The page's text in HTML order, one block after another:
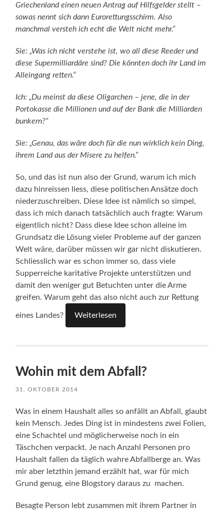
Griechenland einen neuen Antrag auf Hilfsgelder stellt –
sowas nennt sich dann Eurorettungsschirm. Also
manchmal versteh ich echt die Welt nicht mehr.“
Sie: „Was ich nicht verstehe ist, wo all diese Reeder und
diese Supermilliardäre sind? Die könnten doch ihr Land im
Alleingang retten.“
Ich: „Du meinst da diese Oligarchen – jene, die in der
Portokasse die Millionen und auf der Bank die Milliarden
bunkern?“
Sie: „Genau, das wäre doch für die nun wirklich kein Ding,
ihrem Land aus der Misere zu helfen.“
So, und das ist nun also der Grund, warum ich mich
dazu hinreissen liess, diese politischen Ansätze doch
niederzuschreiben. Diese Idee ist nämlich so simpel,
dass ich mich danach tatsächlich auch fragte: Warum
eigentlich nicht? Dass diese Idee schon alleine im
Grundsatz die Lösung vieler Probleme auf der ganzen
Welt wäre, darüber müssen wir gar nicht diskutieren.
Schliesslich war es schon immer so, dass viele
Supperreiche karitative Projekte unterstützen und
damit den weniger gut Betuchten unter die Arme
greifen. Warum geht das also nicht auch zur Rettung
eines Landes? Weiterlesen
Wohin mit dem Abfall?
31. OKTOBER 2014
Was in einem Haushalt alles so anfällt an Abfall, glaubt
kein Mensch. Jedes Ding ist in mindestens zwei Folien,
eine Schachtel und möglicherweise noch in ein
Täschchen verpackt. Je nach Anzahl Personen pro
Haushalt fallen da täglich wahre Abfallberge an. Was
mir aber letzthin jemand erzählt hat, war für mich
Grund genug, eine Blogstory daraus zu machen.
Besagte Person lebt zusammen mit ihrem Partner in